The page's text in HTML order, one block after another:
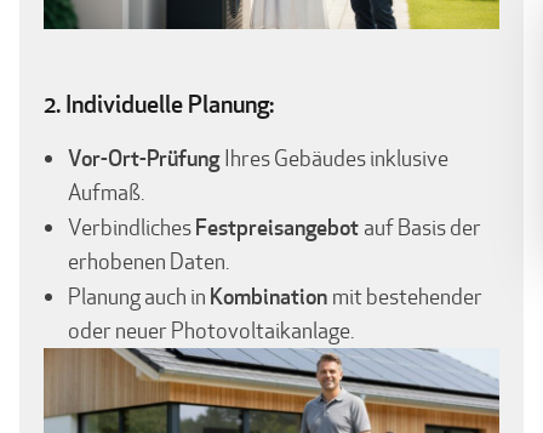
2. Individuelle Planung:
Vor-Ort-PrüfungIhres Gebäudes inklusive
Aufmaß.
VerbindlichesFestpreisangebot auf Basis der
erhobenen Daten.
Planung auch in Kombination mit bestehender
oder neuer Photovoltaikanlage.